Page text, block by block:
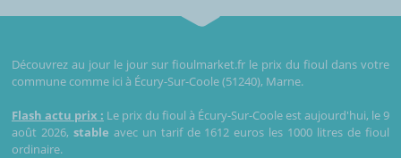
Découvrez au jour le jour sur fioulmarket.fr le prix du fioul dans votre
commune comme ici à Écury-Sur-Coole (51240), Marne.
Flash actu prix : Le prix du fioul à Écury-Sur-Coole est aujourd'hui, le 9
août 2026, stable avec un tarif de 1612 euros les 1000 litres de fioul
ordinaire.